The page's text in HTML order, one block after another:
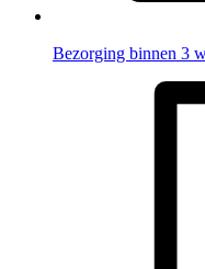
Bezorging binnen 3